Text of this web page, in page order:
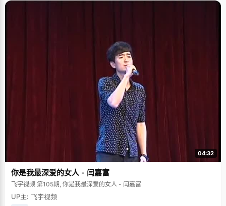
04:32
你是我最深爱的女人 - 闫嘉富
飞宇视频 第105期, 你是我最深爱的女人 - 闫嘉富
UP主: 飞宇视频